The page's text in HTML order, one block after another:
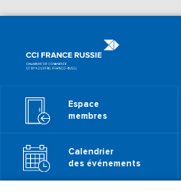
Espace
membres
Calendrier
des événements